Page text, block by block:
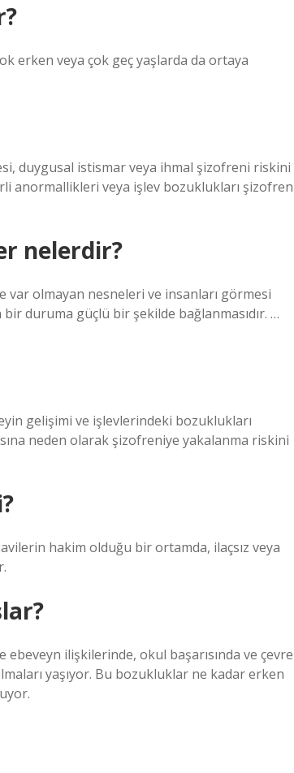
erken veya çok geç yaşlarda da ortaya
duygusal istismar veya ihmal şizofreni riskini
anormallikleri veya işlev bozuklukları
nelerdir?
olmayan nesneleri ve insanları görmesi
duruma güçlü bir şekilde bağlanmasıdır. …
gelişimi ve işlevlerindeki bozuklukları
neden olarak şizofreniye yakalanma riskini
hakim olduğu bir ortamda, ilaçsız veya
ebeveyn ilişkilerinde, okul başarısında ve çevre
yaşıyor. Bu bozukluklar ne kadar erken